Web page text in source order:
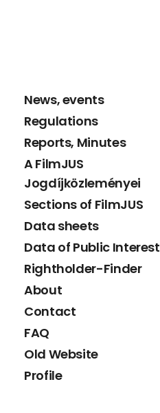
News, events
Regulations
Reports, Minutes
A FilmJUS
Jogdíjközleményei
Sections of FilmJUS
Data sheets
Data of Public Interest
Rightholder-Finder
About
Contact
FAQ
Old Website
Profile